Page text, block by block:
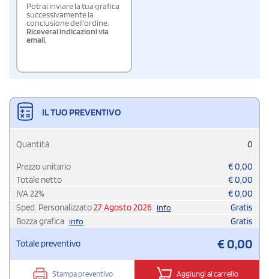
Potrai inviare la tua grafica
successivamente la
conclusione dell'ordine.
Riceverai indicazioni via
email.
IL TUO PREVENTIVO
Quantità 0
Prezzo unitario €0,00
Totale netto
€0,00
IVA22% €0,00
Sped. Personalizzato27 Agosto 2026 info
Gratis
Bozza grafica info Gratis
Totale preventivo €0,00
Stampa preventivo Aggiungi al carrello